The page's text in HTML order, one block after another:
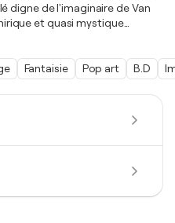
digne de l'imaginaire de Van
et quasi mystique…
Fantaisie Pop art B.D